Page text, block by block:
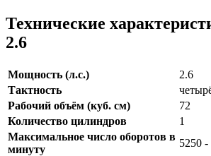
Технические
2.6
Мощность (л.с.)
2.6
Тактность
Рабочий объём (куб. см)
72
Количество цилиндров
1
Максимальное число оборотов в
минуту
5250 -